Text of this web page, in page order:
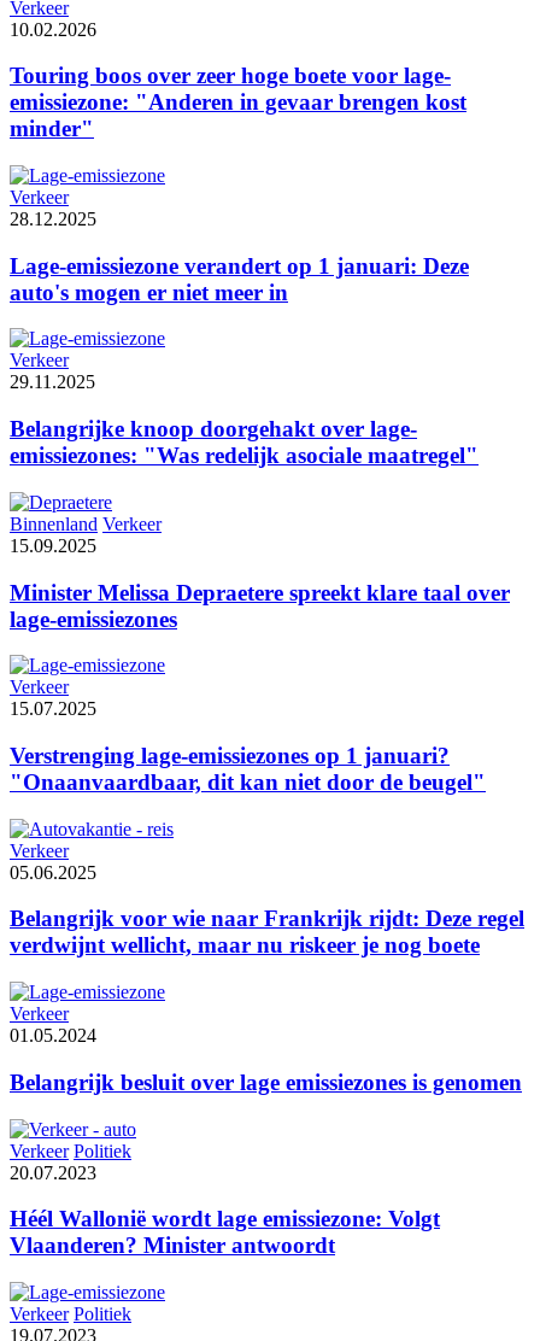
Verkeer
10.02.2026
Touring boos over zeer hoge boete voor lage-
emissiezone: "Anderen in gevaar brengen kost
minder"
Verkeer
28.12.2025
Lage-emissiezone verandert op 1 januari: Deze
auto's mogen er niet meer in
Verkeer
29.11.2025
Belangrijke knoop doorgehakt over lage-
emissiezones: "Was redelijk asociale maatregel"
Binnenland Verkeer
15.09.2025
Minister Melissa Depraetere spreekt klare taal over
lage-emissiezones
Verkeer
15.07.2025
Verstrenging lage-emissiezones op 1 januari?
"Onaanvaardbaar, dit kan niet door de beugel"
Verkeer
05.06.2025
Belangrijk voor wie naar Frankrijk rijdt: Deze regel
verdwijnt wellicht, maar nu riskeer je nog boete
Verkeer
01.05.2024
Belangrijk besluit over lage emissiezones is genomen
Verkeer Politiek
20.07.2023
Héél Wallonië wordt lage emissiezone: Volgt
Vlaanderen? Minister antwoordt
Verkeer Politiek
19.07.2023